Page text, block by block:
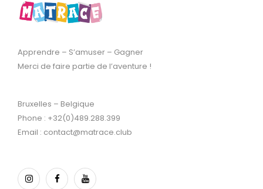
Apprendre – S’amuser – Gagner
Merci de faire partie de l’aventure !
Bruxelles – Belgique
Phone : +32(0)489.288.399
Email : contact@matrace.club